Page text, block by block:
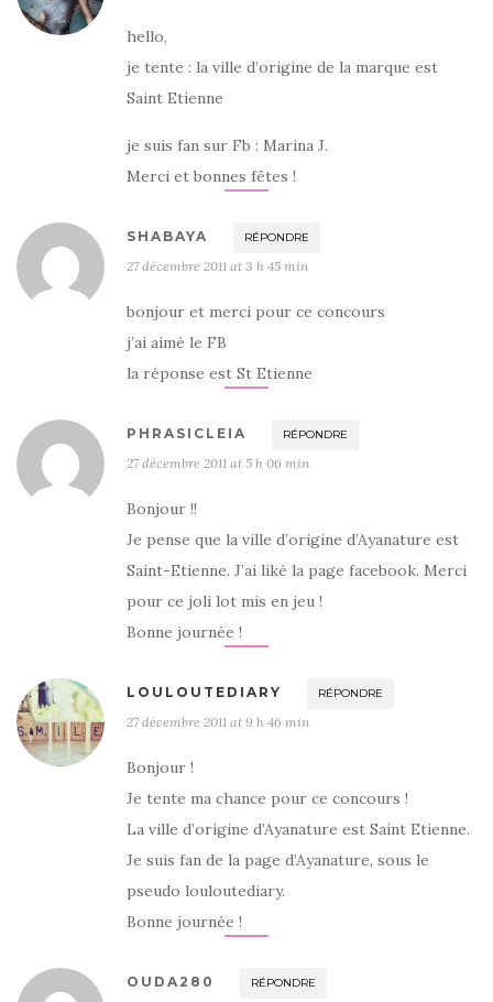
hello,
je tente : la ville d’origine de la marque est
Saint Etienne
je suis fan sur Fb : Marina J.
Merci et bonnes fêtes !
SHABAYA RÉPONDRE
27 décembre 2011 at 3 h 45 min
bonjour et merci pour ce concours
j’ai aimé le FB
la réponse est St Etienne
PHRASICLEIA RÉPONDRE
27 décembre 2011 at 5 h 06 min
Bonjour !!
Je pense que la ville d’origine d’Ayanature est
Saint-Etienne. J’ai liké la page facebook. Merci
pour ce joli lot mis en jeu !
Bonne journée !
LOULOUTEDIARY RÉPONDRE
27 décembre 2011 at 9 h 46 min
Bonjour !
Je tente ma chance pour ce concours !
La ville d’origine d’Ayanature est Saint Etienne.
Je suis fan de la page d’Ayanature, sous le
pseudo louloutediary.
Bonne journée !
OUDA280 RÉPONDRE